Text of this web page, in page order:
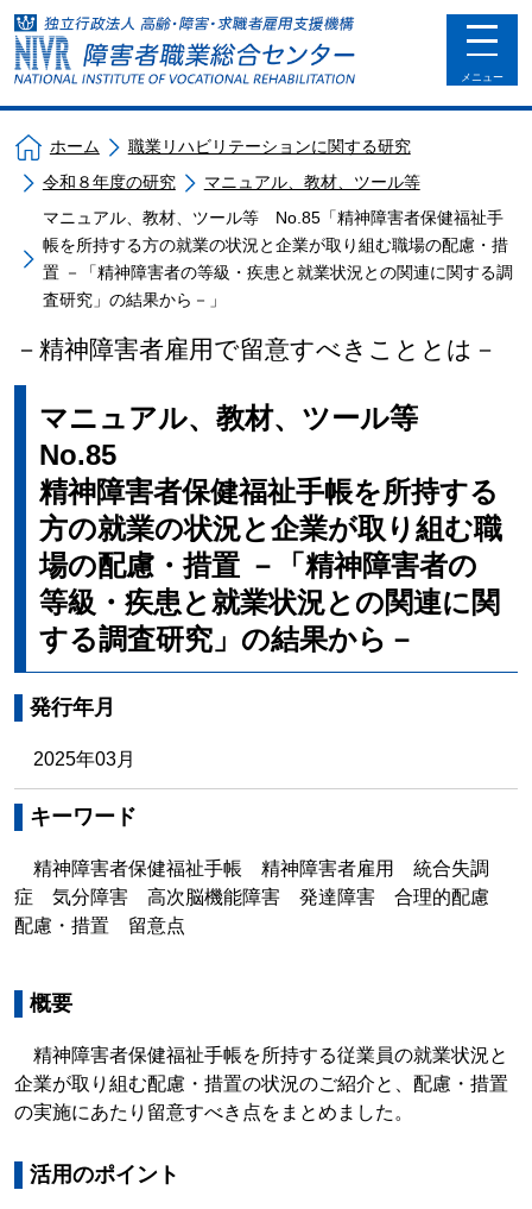
toggle
メニュー
ホーム
職業リハビリテーションに関する研究
令和８年度の研究
マニュアル、教材、ツール等
マニュアル、教材、ツール等 No.85「精神障害者保健福祉手
帳を所持する方の就業の状況と企業が取り組む職場の配慮・措
置 －「精神障害者の等級・疾患と就業状況との関連に関する調
査研究」の結果から－」
－精神障害者雇用で留意すべきこととは－
マニュアル、教材、ツール等
No.85
精神障害者保健福祉手帳を所持する
方の就業の状況と企業が取り組む職
場の配慮・措置 －「精神障害者の
等級・疾患と就業状況との関連に関
する調査研究」の結果から－
発行年月
2025年03月
キーワード
精神障害者保健福祉手帳 精神障害者雇用 統合失調
症 気分障害 高次脳機能障害 発達障害 合理的配慮
配慮・措置 留意点
概要
精神障害者保健福祉手帳を所持する従業員の就業状況と
企業が取り組む配慮・措置の状況のご紹介と、配慮・措置
の実施にあたり留意すべき点をまとめました。
活用のポイント